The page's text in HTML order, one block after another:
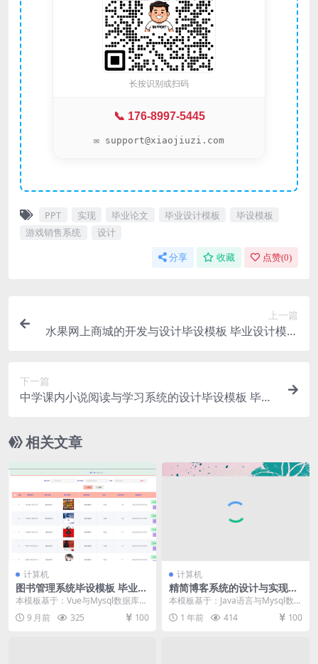
长按识别或扫码
📞 176-8997-5445
✉️ support@xiaojiuzi.com
PPT 实现 毕业论文 毕业设计模板
毕设模板
游戏销售系统
设计
分享 收藏 点赞(0)
上一篇
水果网上商城的开发与设计毕设模板 毕业设计模板
下一篇
中学课内小说阅读与学习系统的设计毕设模板 毕业
相关文章
计算机
图书管理系统毕设模板 毕业设
计模板及毕业论文
本模板基于：Vue与Mysql数据库开
发 系统功能实现 这里主要是对系统
设计实现...
9 月前 325 100
计算机
精简博客系统的设计与实现毕
设模板 毕业设计模板及毕业论
文
本模板基于：Java语言与Mysql数据
库开发 系统实现 个人中心 通过设
计的个...
1 年前 414 100